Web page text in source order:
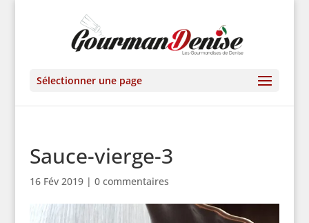
Sélectionner une page
Sauce-vierge-3
16 Fév 2019| 0 commentaires